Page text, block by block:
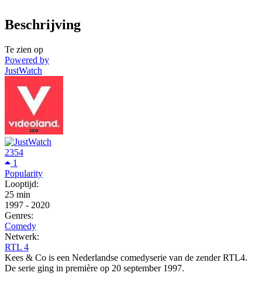
Beschrijving
Te zien op
Powered by
JustWatch
2354
1
Popularity
Looptijd:
25 min
1997 - 2020
Genres:
Comedy
Netwerk:
RTL 4
Kees & Co is een Nederlandse comedyserie van de zender RTL4.
De serie ging in première op 20 september 1997.